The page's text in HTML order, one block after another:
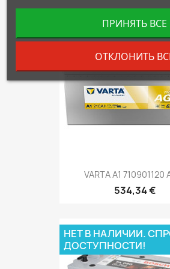
VARTA A1 710901120
534,34 €
НЕТ В НАЛИЧИИ.
ДОСТУПНОСТИ!
ОТКЛОНИТЬ
ПРИНЯТЬ ВСЕ